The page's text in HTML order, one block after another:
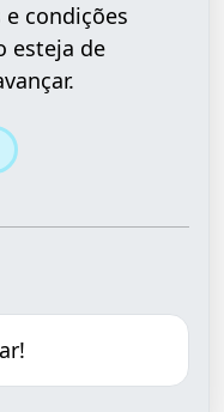
condições
esteja de